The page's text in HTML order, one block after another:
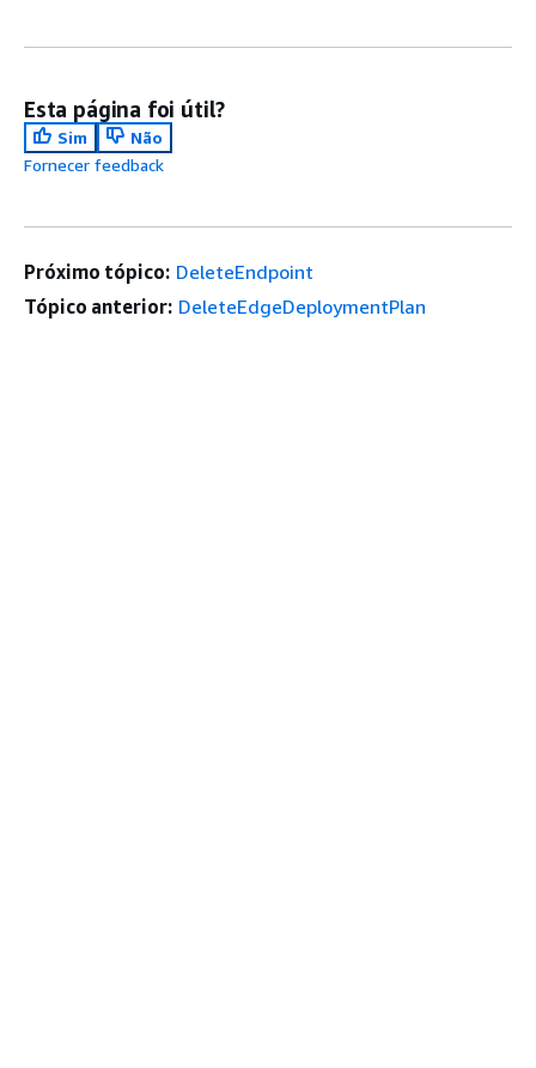
Esta página foi útil?
Sim
Não
Fornecer feedback
Próximo tópico: DeleteEndpoint
Tópico anterior: DeleteEdgeDeploymentPlan